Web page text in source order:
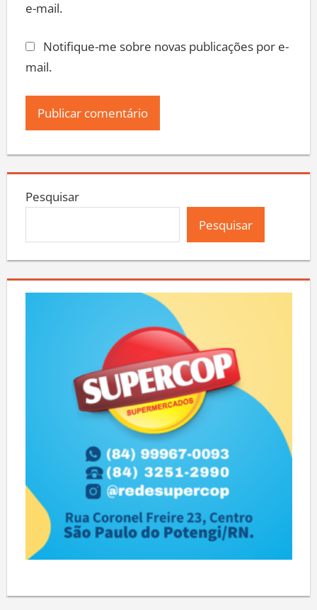
e-mail.
Notifique-me sobre novas publicações por e-
mail.
Pesquisar
Pesquisar